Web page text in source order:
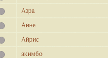
Азра
Айне
Айрис
акимбо